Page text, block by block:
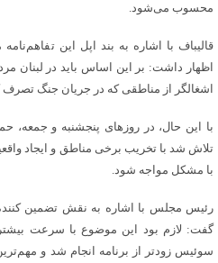
محسوب می‌شود.
قالیباف با اشاره به بند اپل این
اظهار داشت: بر این اساس باید در لبنان
اشغالگر از مناطقی که در جریان جنگ
با این حال، در روزهای پنجشنبه و
تلاش شد با تخریب برخی مناطق و ایجاد
با مشکل مواجه شود.
رئیس مجلس با اشاره به نقش تضمین کننده
گفت: لازم بود این موضوع با سرعت
سوئیس زودتر از برنامه انجام شد و